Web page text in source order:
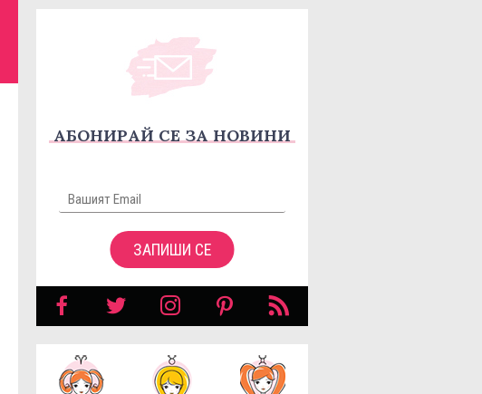
АБОНИРАЙ СЕ ЗА НОВИНИ
ЗАПИШИ СЕ